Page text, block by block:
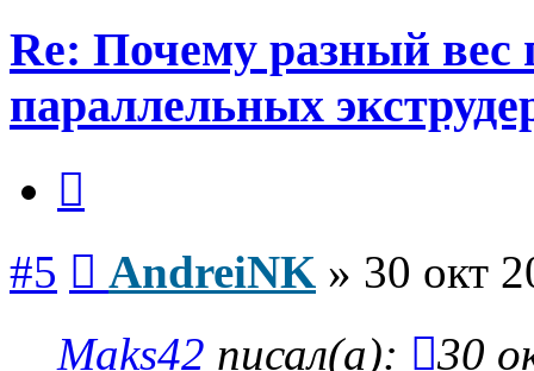
Re: Почему разный вес
параллельных
#5 AndreiNK » 30 окт
Maks42 писал(а): 30